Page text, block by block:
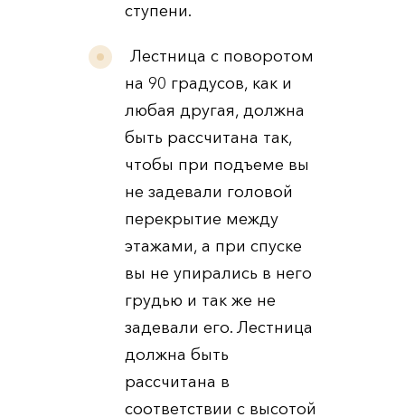
ступени.
Лестница с поворотом
на 90 градусов, как и
любая другая, должна
быть рассчитана так,
чтобы при подъеме вы
не задевали головой
перекрытие между
этажами, а при спуске
вы не упирались в него
грудью и так же не
задевали его. Лестница
должна быть
рассчитана в
соответствии с высотой